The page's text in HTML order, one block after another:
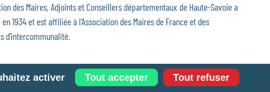
des Maires, Adjoints et Conseillers départementaux de Haute-Savoie a
1934 et est affiliée à l’Association des Maires de France et des
d’intercommunalité.
Gestion des cookies
activer Tout accepter
Tout refuser